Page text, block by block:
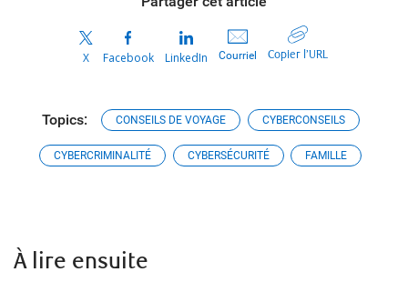
X Facebook LinkedIn Courriel Copier l’URL
Topics: CONSEILS DE VOYAGE CYBERCONSEILS
CYBERCRIMINALITÉ CYBERSÉCURITÉ FAMILLE
À lire ensuite